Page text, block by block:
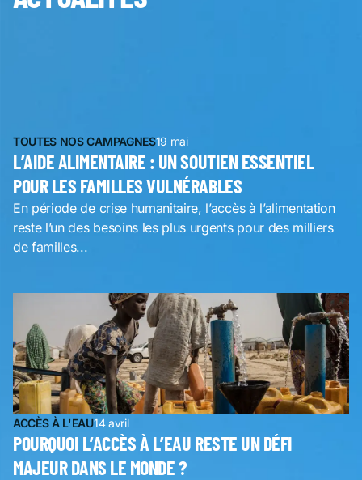
TOUTES NOS CAMPAGNES19 mai
L’AIDE ALIMENTAIRE : UN SOUTIEN ESSENTIEL
POUR LES FAMILLES VULNÉRABLES
En période de crise humanitaire, l’accès à l’alimentation
reste l’un des besoins les plus urgents pour des milliers
de familles...
ACCÈS À L'EAU14 avril
POURQUOI L’ACCÈS À L’EAU RESTE UN DÉFI
MAJEUR DANS LE MONDE ?